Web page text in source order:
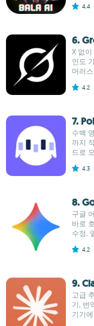
4.4
6.
X 없
인도
머러
4.2
7.
수백
까지
드로
4.3
8.
구글
바로
수정,
4.2
9.
고급
기, 번
기기